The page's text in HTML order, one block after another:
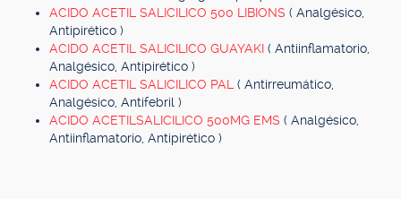
ACIDO ACETIL SALICILICO 500 LIBIONS ( Analgésico,
Antipirético )
ACIDO ACETIL SALICILICO GUAYAKI ( Antiinflamatorio,
Analgésico, Antipirético )
ACIDO ACETIL SALICILICO PAL ( Antirreumático,
Analgésico, Antifebril )
ACIDO ACETILSALICILICO 500MG EMS ( Analgésico,
Antiinflamatorio, Antipirético )